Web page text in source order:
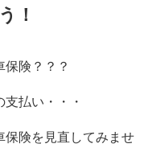
！
険？？？
払い・・・
保険を見直してみませ